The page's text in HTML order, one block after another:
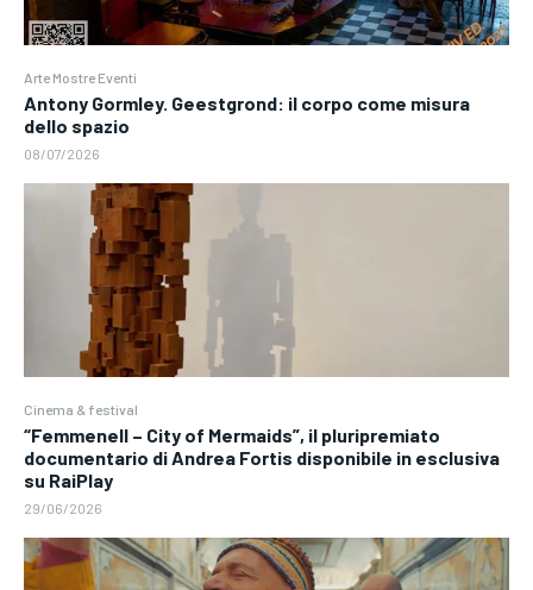
Arte Mostre Eventi
Antony Gormley. Geestgrond: il corpo come misura
dello spazio
08/07/2026
Cinema & festival
“Femmenell – City of Mermaids”, il pluripremiato
documentario di Andrea Fortis disponibile in esclusiva
su RaiPlay
29/06/2026